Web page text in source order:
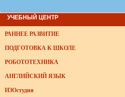
УЧЕБНЫЙ ЦЕНТР
РАННЕЕ РАЗВИТИЕ
ПОДГОТОВКА К ШКОЛЕ
РОБОТОТЕХНИКА
АНГЛИЙСКИЙ ЯЗЫК
ИЗОстудия